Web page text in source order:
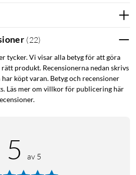
(22)
tycker. Vi visar alla betyg för att göra
produkt. Recensionerna nedan skrivs
köpt varan. Betyg och recensioner
Läs mer om villkor för publicering här
5 av 5